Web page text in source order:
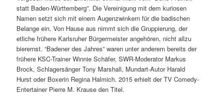
statt Baden-Württemberg”. Die Vereinigung mit dem kuriosen
Namen setzt sich mit einem Augenzwinkern für die badischen
Belange ein. Von Hause aus nimmt sich die Gruppierung, der
etliche frühere Karlsruher Bürgermeister angehören, nicht allzu
bierernst. “Badener des Jahres” waren unter anderem bereits der
frühere KSC-Trainer Winnie Schäfer, SWR-Moderator Markus
Brock, Schlagersänger Tony Marshall, Mundart-Autor Harald
Hurst oder Boxerin Regina Halmich. 2015 erhielt der TV Comedy-
Entertainer Pierre M. Krause den Titel.